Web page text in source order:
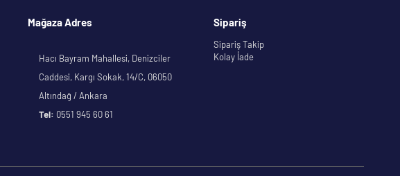
Mağaza Adres
Hacı Bayram Mahallesi, Denizciler
Caddesi, Kargı Sokak, 14/C, 06050
Altındağ / Ankara
Tel: 0551 945 60 61
Sipariş
Sipariş Takip
Kolay İade